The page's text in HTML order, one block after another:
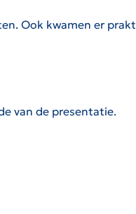
Ook kwamen er
van de presentatie.